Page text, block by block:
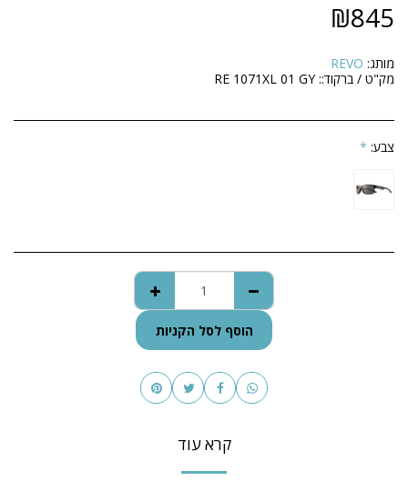
₪845
מותג: REVO
מק"ט / ברקוד:: RE 1071XL 01 GY
צבע: *
הוסף לסל הקניות
קרא עוד